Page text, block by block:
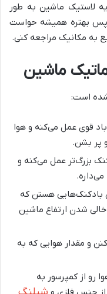
لاستیک ماشین به طور
پس بهتره همیشه حواست
به مکانیک مراجعه کنی.
ماشین
است:
قوی عمل می‌کنه و هوا
پر بشن.
بزرگ‌تر عمل می‌کنه و
بادکنک‌هایی هستن که
شدن ارتفاع ماشین
و مقدار هوایی که به
رو از کمپرسور به